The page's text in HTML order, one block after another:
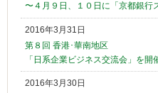
〜４月９日、１０日に「京都銀行
2016年3月31日
第８回 香港･華南地区
「日系企業ビジネス交流会」を開
2016年3月30日